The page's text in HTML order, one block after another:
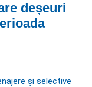
deșeuri
și selective